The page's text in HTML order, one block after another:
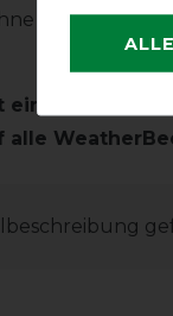
Halsteil in
3 Jahres